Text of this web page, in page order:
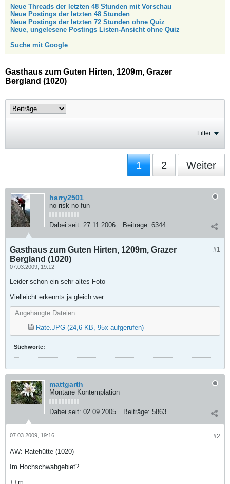
Neue Threads der letzten 48 Stunden mit Vorschau
Neue Postings der letzten 48 Stunden
Neue Postings der letzten 72 Stunden ohne Quiz
Neue, ungelesene Postings Listen-Ansicht ohne Quiz
Suche mit Google
Gasthaus zum Guten Hirten, 1209m, Grazer
Bergland (1020)
Filter
1 2 Weiter
harry2501
no risk no fun
Dabei seit: 27.11.2006 Beiträge: 6344
#1
Gasthaus zum Guten Hirten, 1209m, Grazer
Bergland (1020)
07.03.2009, 19:12
Leider schon ein sehr altes Foto
Vielleicht erkennts ja gleich wer
Angehängte Dateien
Rate.JPG (24,6 KB, 95x aufgerufen)
Stichworte: -
mattgarth
Montane Kontemplation
Dabei seit: 02.09.2005 Beiträge: 5863
#2
07.03.2009, 19:16
AW: Ratehütte (1020)
Im Hochschwabgebiet?
++m